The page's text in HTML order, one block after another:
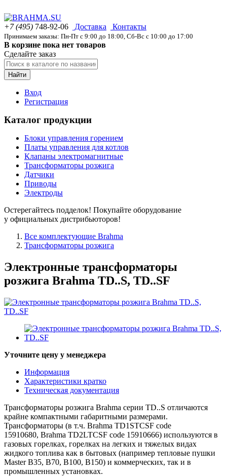
+7 (495) 748-92-06 Доставка Контакты
Принимаем заказы: Пн-Пт с 9:00 до 18:00, Сб-Вс с 10:00 до 17:00
В корзине пока нет товаров
Сделайте заказ
Найти
Вход
Регистрация
Каталог продукции
Блоки управления горением
Платы управления для котлов
Клапаны электромагнитные
Трансформаторы розжига
Датчики
Приводы
Электроды
Остерегайтесь подделок! Покупайте оборудование
у официальных дистрибьюторов!
Все комплектующие Brahma
Трансформаторы розжига
Электронные трансформаторы
розжига Brahma TD..S, TD..SF
Уточните цену у менеджера
Информация
Характеристики кратко
Техническая документация
Трансформаторы розжига Brahma серии TD..S отличаются
крайне компактными габаритными размерами.
Трансформаторы (в т.ч. Brahma TD1STCSF code
15910680, Brahma TD2LTCSF code 15910666) используются в
газовых горелках, горелках на легких и тяжелых видах
жидкого топлива как в бытовых (например тепловые пушки
Master B35, B70, B100, B150) и коммерческих, так и в
промышленных установках.